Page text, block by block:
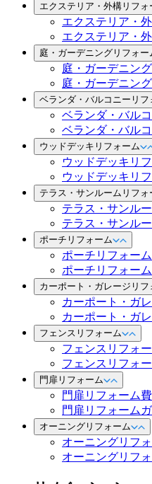
エクステリア・外構リフォ
エクステリア・
エクステリア・
庭・ガーデニングリフォー
庭・ガーデニン
庭・ガーデニン
ベランダ・バルコニーリフ
ベランダ・バル
ベランダ・バル
ウッドデッキリフォーム
ウッドデッキリ
ウッドデッキリ
テラス・サンルームリフォ
テラス・サンル
テラス・サンル
ポーチリフォーム
ポーチリフォー
ポーチリフォー
カーポート・ガレージリフ
カーポート・ガ
カーポート・ガ
フェンスリフォーム
フェンスリフォ
フェンスリフォ
門扉リフォーム
門扉リフォーム
門扉リフォーム
オーニングリフォーム
オーニングリフ
オーニングリフ